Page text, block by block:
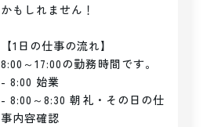
かもしれません！
【1日の仕事の流れ】
8:00～17:00の勤務時間です。
- 8:00 始業
- 8:00～8:30 朝礼・その日の仕
事内容確認